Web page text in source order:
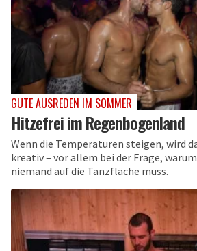
GUTE AUSREDEN IM SOMMER
Hitzefrei im Regenbogenland
Wenn die Temperaturen steigen, wird
kreativ – vor allem bei der Frage,
niemand auf die Tanzfläche muss.